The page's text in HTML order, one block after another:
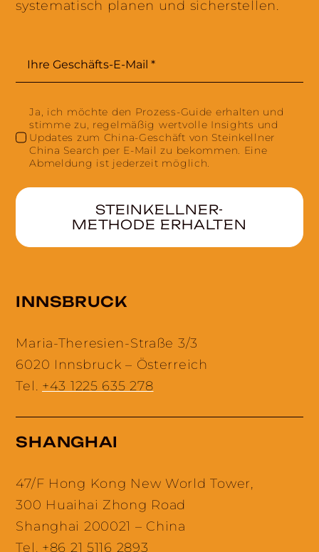
INNSBRUCK
Maria-Theresien-Straße 3/3
6020 Innsbruck – Österreich
Tel. +43 1225 635 278
SHANGHAI
47/F Hong Kong New World Tower,
300 Huaihai Zhong Road
Shanghai 200021 – China
Tel. +86 21 5116 2893
systematisch planen und sicherstellen.
Ja, ich möchte den Prozess-Guide erhalten und
stimme zu, regelmäßig wertvolle Insights und
Updates zum China-Geschäft von Steinkellner
China Search per E-Mail zu bekommen. Eine
Abmeldung ist jederzeit möglich.
STEINKELLNER-
METHODE ERHALTEN